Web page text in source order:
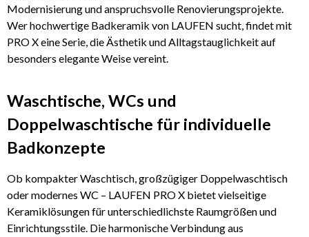
Modernisierung und anspruchsvolle Renovierungsprojekte.
Wer hochwertige Badkeramik von LAUFEN sucht, findet mit
PRO X eine Serie, die Ästhetik und Alltagstauglichkeit auf
besonders elegante Weise vereint.
Waschtische, WCs und
Doppelwaschtische für individuelle
Badkonzepte
Ob kompakter Waschtisch, großzügiger Doppelwaschtisch
oder modernes WC – LAUFEN PRO X bietet vielseitige
Keramiklösungen für unterschiedlichste Raumgrößen und
Einrichtungsstile. Die harmonische Verbindung aus